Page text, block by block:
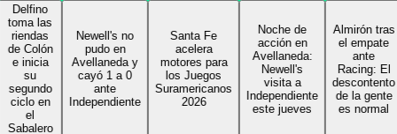
las
Newell's no
pudo en
Avellaneda y
cayó 1 a 0
Independiente
Santa Fe
acelera
motores para
los Juegos
Suramericanos
Noche de
acción en
Avellaneda:
Newell's
visita a
Independiente
este jueves
Almirón tras
el empate
Racing: El
descontento
de la gente
es normal